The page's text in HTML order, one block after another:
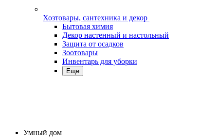
Хозтовары, сантехника и декор
Бытовая химия
Декор настенный и настольный
Защита от осадков
Зоотовары
Инвентарь для уборки
Еще
Умный дом